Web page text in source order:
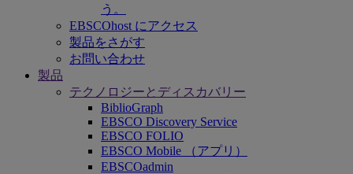
う。
EBSCOhost にアクセス
製品をさがす
お問い合わせ
製品
テクノロジーとディスカバリー
BiblioGraph
EBSCO Discovery Service
EBSCO FOLIO
EBSCO Mobile （アプリ）
EBSCOadmin